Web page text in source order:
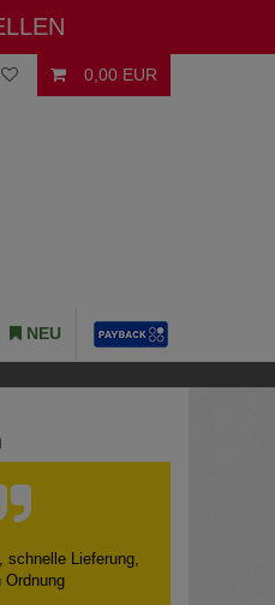
0,00 EUR
NEU
Zufrieden wie